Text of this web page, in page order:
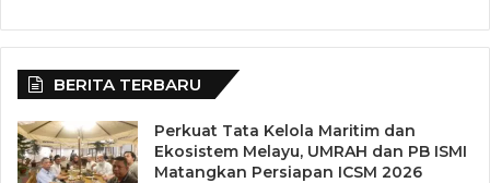
BERITA TERBARU
Perkuat Tata Kelola Maritim dan
Ekosistem Melayu, UMRAH dan PB ISMI
Matangkan Persiapan ICSM 2026